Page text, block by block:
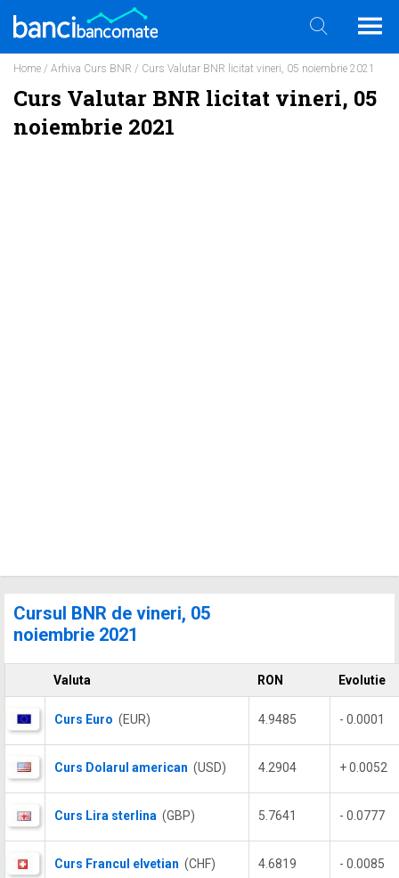
Home / Arhiva Curs BNR / Curs Valutar BNR licitat vineri, 05 noiembrie 2021
Curs Valutar BNR licitat vineri, 05
noiembrie 2021
Cursul BNR de vineri, 05
noiembrie 2021
Valuta RON Evolutie
Curs Euro (EUR) 4.9485 - 0.0001
Curs Dolarul american (USD) 4.2904 + 0.0052
Curs Lira sterlina (GBP) 5.7641 - 0.0777
Curs Francul elvetian (CHF) 4.6819 - 0.0085